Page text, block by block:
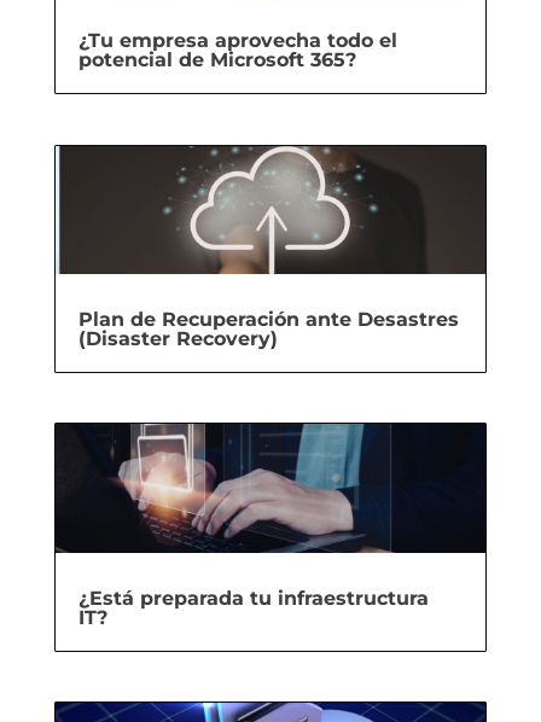
¿Tu empresa aprovecha todo el
potencial de Microsoft 365?
Plan de Recuperación ante Desastres
(Disaster Recovery)
¿Está preparada tu infraestructura
IT?